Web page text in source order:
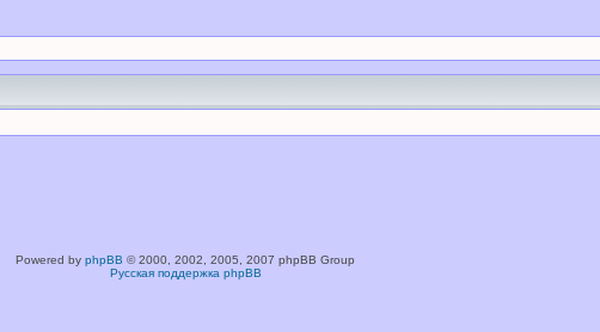
Powered by phpBB © 2000, 2002, 2005, 2007 phpBB Group
Русская поддержка phpBB